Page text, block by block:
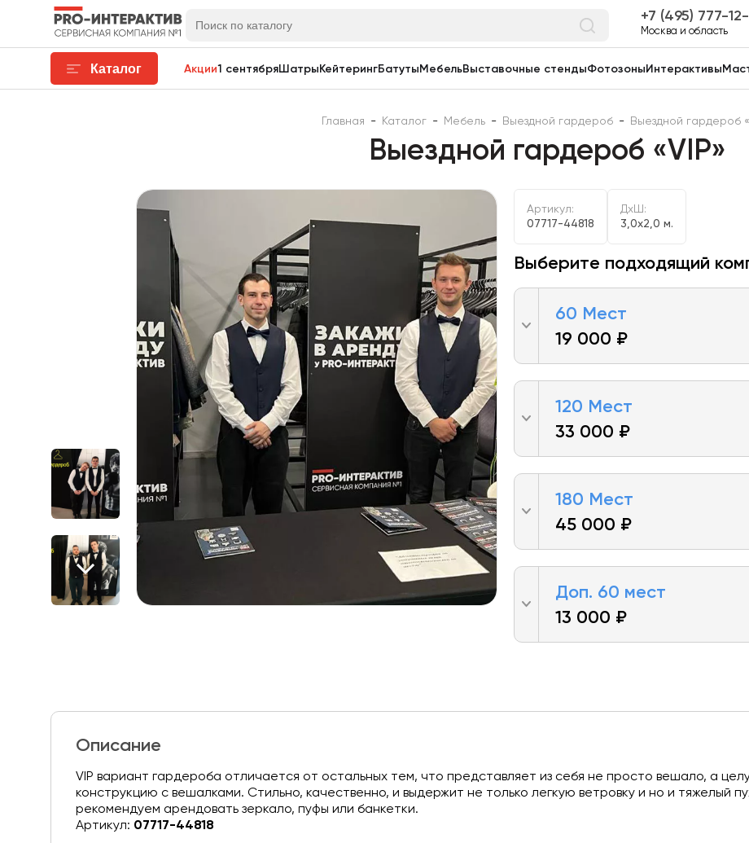
7 (495) 777-
Москва и область
Каталог Акции1 сентябряШатры КейтерингБатуты МебельВыставочные стендыФотозоны Интерактивы
Главная - Каталог - Мебель - Выездной гардероб - Выездной гардероб
Выездной гардероб «VIP»
Артикул:
07717-44818
ДxШ:
3,0x2,0 м.
Выберите подходящий
60 Мест
19 000 ₽
120 Мест
33 000 ₽
180 Мест
45 000 ₽
Доп. 60 мест
13 000 ₽
Описание
VIP вариант гардероба отличается от остальных тем, что представляет из себя не просто вешало, а
конструкцию с вешалками. Стильно, качественно, и выдержит не только легкую ветровку и но и тяжелый
рекомендуем арендовать зеркало, пуфы или банкетки.
Артикул: 07717-44818